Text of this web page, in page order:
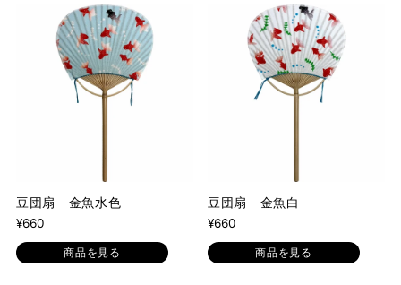
豆団扇 金魚水色
¥660
商品を見る
豆団扇 金魚白
¥660
商品を見る